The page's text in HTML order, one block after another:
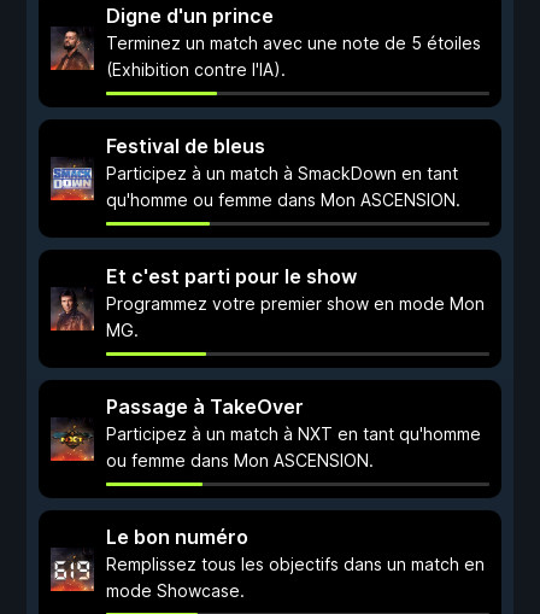
Digne d'un prince
Terminez un match avec une note de 5 étoiles
(Exhibition contre l'IA).
Festival de bleus
Participez à un match à SmackDown en tant
qu'homme ou femme dans Mon ASCENSION.
Et c'est parti pour le show
Programmez votre premier show en mode Mon
MG.
Passage à TakeOver
Participez à un match à NXT en tant qu'homme
ou femme dans Mon ASCENSION.
Le bon numéro
Remplissez tous les objectifs dans un match en
mode Showcase.